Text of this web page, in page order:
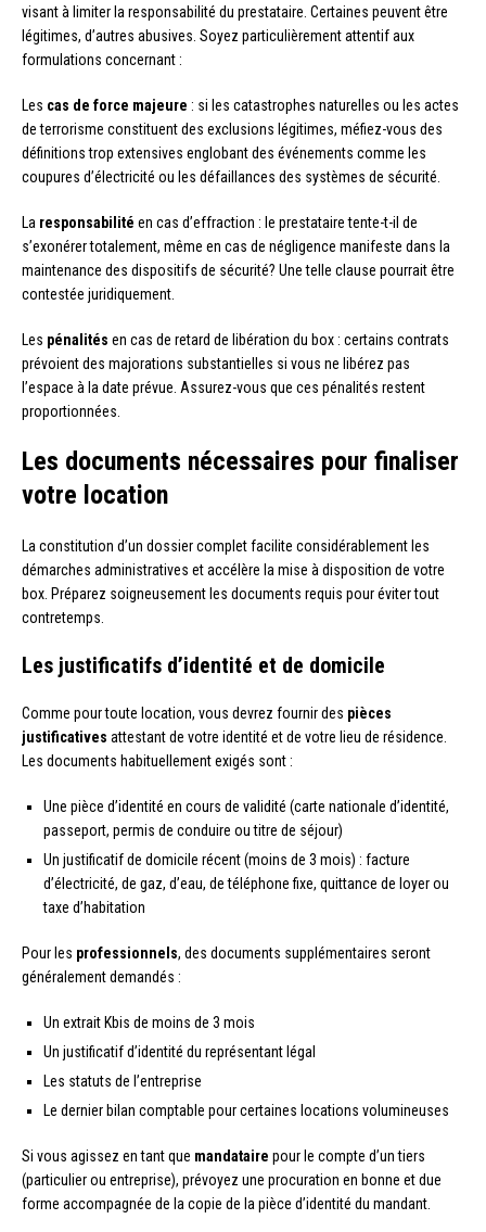
visant à limiter la responsabilité du prestataire. Certaines peuvent être
légitimes, d’autres abusives. Soyez particulièrement attentif aux
formulations concernant :
Les cas de force majeure : si les catastrophes naturelles ou les actes
de terrorisme constituent des exclusions légitimes, méfiez-vous des
définitions trop extensives englobant des événements comme les
coupures d’électricité ou les défaillances des systèmes de sécurité.
La responsabilité en cas d’effraction : le prestataire tente-t-il de
s’exonérer totalement, même en cas de négligence manifeste dans la
maintenance des dispositifs de sécurité? Une telle clause pourrait être
contestée juridiquement.
Les pénalités en cas de retard de libération du box : certains contrats
prévoient des majorations substantielles si vous ne libérez pas
l’espace à la date prévue. Assurez-vous que ces pénalités restent
proportionnées.
Les documents nécessaires pour finaliser
votre location
La constitution d’un dossier complet facilite considérablement les
démarches administratives et accélère la mise à disposition de votre
box. Préparez soigneusement les documents requis pour éviter tout
contretemps.
Les justificatifs d’identité et de domicile
Comme pour toute location, vous devrez fournir des pièces
justificatives attestant de votre identité et de votre lieu de résidence.
Les documents habituellement exigés sont :
Une pièce d’identité en cours de validité (carte nationale d’identité,
passeport, permis de conduire ou titre de séjour)
Un justificatif de domicile récent (moins de 3 mois) : facture
d’électricité, de gaz, d’eau, de téléphone fixe, quittance de loyer ou
taxe d’habitation
Pour les professionnels, des documents supplémentaires seront
généralement demandés :
Un extrait Kbis de moins de 3 mois
Un justificatif d’identité du représentant légal
Les statuts de l’entreprise
Le dernier bilan comptable pour certaines locations volumineuses
Si vous agissez en tant que mandataire pour le compte d’un tiers
(particulier ou entreprise), prévoyez une procuration en bonne et due
forme accompagnée de la copie de la pièce d’identité du mandant.